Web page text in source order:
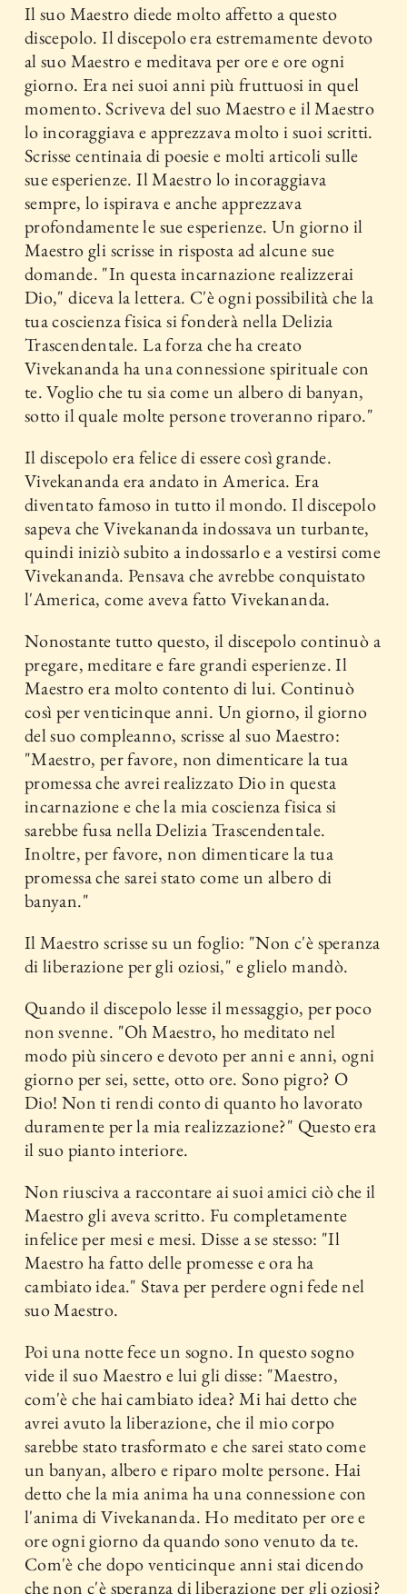
Il suo Maestro diede molto affetto a questo
discepolo. Il discepolo era estremamente devoto
al suo Maestro e meditava per ore e ore ogni
giorno. Era nei suoi anni più fruttuosi in quel
momento. Scriveva del suo Maestro e il Maestro
lo incoraggiava e apprezzava molto i suoi scritti.
Scrisse centinaia di poesie e molti articoli sulle
sue esperienze. Il Maestro lo incoraggiava
sempre, lo ispirava e anche apprezzava
profondamente le sue esperienze. Un giorno il
Maestro gli scrisse in risposta ad alcune sue
domande. "In questa incarnazione realizzerai
Dio," diceva la lettera. C'è ogni possibilità che la
tua coscienza fisica si fonderà nella Delizia
Trascendentale. La forza che ha creato
Vivekananda ha una connessione spirituale con
te. Voglio che tu sia come un albero di banyan,
sotto il quale molte persone troveranno riparo."
Il discepolo era felice di essere così grande.
Vivekananda era andato in America. Era
diventato famoso in tutto il mondo. Il discepolo
sapeva che Vivekananda indossava un turbante,
quindi iniziò subito a indossarlo e a vestirsi come
Vivekananda. Pensava che avrebbe conquistato
l'America, come aveva fatto Vivekananda.
Nonostante tutto questo, il discepolo continuò a
pregare, meditare e fare grandi esperienze. Il
Maestro era molto contento di lui. Continuò
così per venticinque anni. Un giorno, il giorno
del suo compleanno, scrisse al suo Maestro:
"Maestro, per favore, non dimenticare la tua
promessa che avrei realizzato Dio in questa
incarnazione e che la mia coscienza fisica si
sarebbe fusa nella Delizia Trascendentale.
Inoltre, per favore, non dimenticare la tua
promessa che sarei stato come un albero di
banyan."
Il Maestro scrisse su un foglio: "Non c'è speranza
di liberazione per gli oziosi," e glielo mandò.
Quando il discepolo lesse il messaggio, per poco
non svenne. "Oh Maestro, ho meditato nel
modo più sincero e devoto per anni e anni, ogni
giorno per sei, sette, otto ore. Sono pigro? O
Dio! Non ti rendi conto di quanto ho lavorato
duramente per la mia realizzazione?" Questo era
il suo pianto interiore.
Non riusciva a raccontare ai suoi amici ciò che il
Maestro gli aveva scritto. Fu completamente
infelice per mesi e mesi. Disse a se stesso: "Il
Maestro ha fatto delle promesse e ora ha
cambiato idea." Stava per perdere ogni fede nel
suo Maestro.
Poi una notte fece un sogno. In questo sogno
vide il suo Maestro e lui gli disse: "Maestro,
com'è che hai cambiato idea? Mi hai detto che
avrei avuto la liberazione, che il mio corpo
sarebbe stato trasformato e che sarei stato come
un banyan, albero e riparo molte persone. Hai
detto che la mia anima ha una connessione con
l'anima di Vivekananda. Ho meditato per ore e
ore ogni giorno da quando sono venuto da te.
Com'è che dopo venticinque anni stai dicendo
che non c'è speranza di liberazione per gli oziosi?